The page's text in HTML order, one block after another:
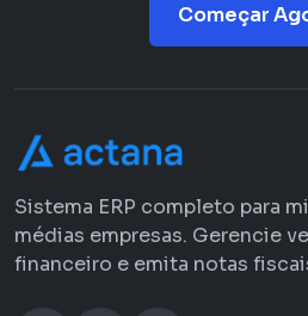
Começar
Sistema ERP completo para
médias empresas. Gerencie
financeiro e emita notas